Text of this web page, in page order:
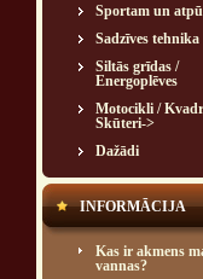
Sportam un
Sadzīves tehnika
Siltās grīdas /
Energoplēves
Motocikli /
Skūteri->
Dažādi
INFORMĀCIJA
Kas ir akmens
vannas?